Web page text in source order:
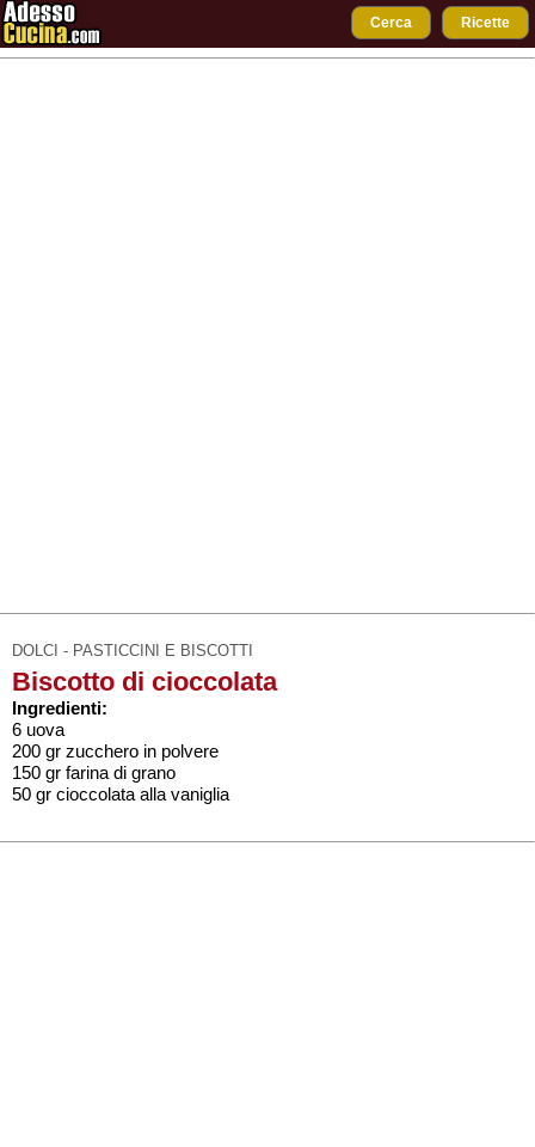
Cerca Ricette
DOLCI - PASTICCINI E BISCOTTI
Biscotto di cioccolata
Ingredienti:
6 uova
200 gr zucchero in polvere
150 gr farina di grano
50 gr cioccolata alla vaniglia